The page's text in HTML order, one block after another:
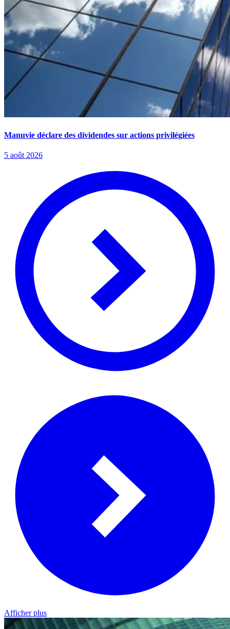
Manuvie déclare des dividendes sur actions privilégiées
5 août 2026
Afficher plus